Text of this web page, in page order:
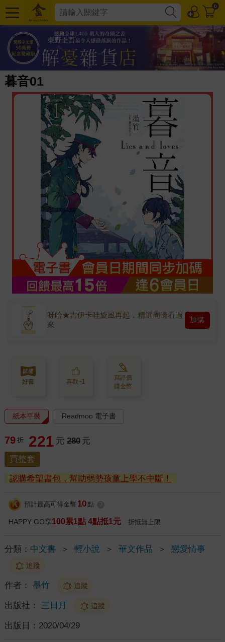
0
暮音01
呀哈★吉伊卡哇旋風再起，精選周邊看過
來
加購
好書 喜歡+1
寫評價
賺金幣
紙本平裝 Readmoo 電子書
79 折 221 元 280 元
買整套
認購希望書包，幫助弱勢孩童上學不中斷！
預計最高可得金幣 10 點
HAPPY GO享100累1點 4點抵1元 折抵無上限
分類： 中文書 ＞ 輕小說 ＞ 華文作品 ＞ 戀愛情事
追蹤
作者： 墨竹 追蹤
出版社： 三日月 追蹤
出版日： 2020/04/29